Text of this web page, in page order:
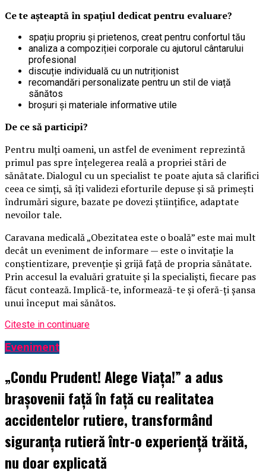
Ce te așteaptă în spațiul dedicat pentru evaluare?
spațiu propriu și prietenos, creat pentru confortul tău
analiza a compoziției corporale cu ajutorul cântarului
profesional
discuție individuală cu un nutriționist
recomandări personalizate pentru un stil de viață
sănătos
broșuri și materiale informative utile
De ce să participi?
Pentru mulți oameni, un astfel de eveniment reprezintă
primul pas spre înțelegerea reală a propriei stări de
sănătate. Dialogul cu un specialist te poate ajuta să clarifici
ceea ce simți, să îți validezi eforturile depuse și să primești
îndrumări sigure, bazate pe dovezi științifice, adaptate
nevoilor tale.
Caravana medicală „Obezitatea este o boală” este mai mult
decât un eveniment de informare — este o invitație la
conștientizare, prevenție și grijă față de propria sănătate.
Prin accesul la evaluări gratuite și la specialiști, fiecare pas
făcut contează. Implică-te, informează-te și oferă-ți șansa
unui început mai sănătos.
Citeste in continuare
Eveniment
„Condu Prudent! Alege Viața!” a adus
brașovenii față în față cu realitatea
accidentelor rutiere, transformând
siguranța rutieră într-o experiență trăită,
nu doar explicată